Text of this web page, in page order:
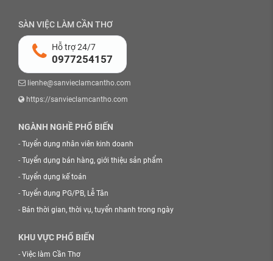
SÀN VIỆC LÀM CẦN THƠ
Hỗ trợ 24/7
0977254157
lienhe@sanvieclamcantho.com
https://sanvieclamcantho.com
NGÀNH NGHỀ PHỔ BIẾN
- Tuyển dụng nhân viên kinh doanh
- Tuyển dụng bán hàng, giới thiệu sản phẩm
- Tuyển dụng kế toán
- Tuyển dụng PG/PB, Lễ Tân
- Bán thời gian, thời vụ, tuyển nhanh trong ngày
KHU VỰC PHỔ BIẾN
- Việc làm Cần Thơ